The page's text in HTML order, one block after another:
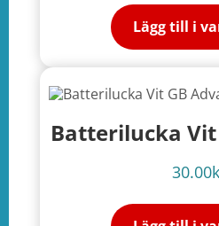
Lägg till i
Batterilucka Vit
30.00